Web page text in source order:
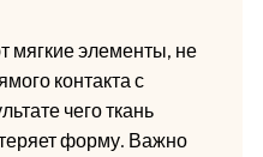
мягкие элементы, не
контакта с
чего ткань
форму. Важно